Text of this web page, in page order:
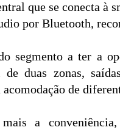
que se conecta à
por Bluetooth,
segmento a ter a
de duas zonas,
de
a